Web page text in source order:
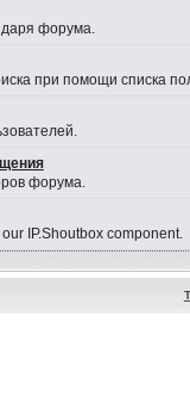
форума.
при помощи списка
форума.
IP.Shoutbox component.